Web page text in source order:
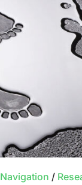
Navigation /